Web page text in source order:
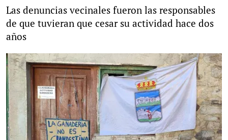
Las denuncias vecinales fueron las responsables
de que tuvieran que cesar su actividad hace dos
años